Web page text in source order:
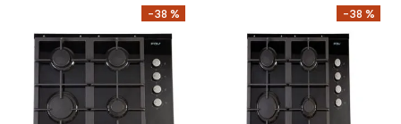
-38 % -38 %